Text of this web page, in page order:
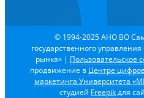
© 1994-2025 АНО ВО
государственного
рынка» | Пользовательское
продвижение в Центре
маркетинга Университета
студией Freepikдля